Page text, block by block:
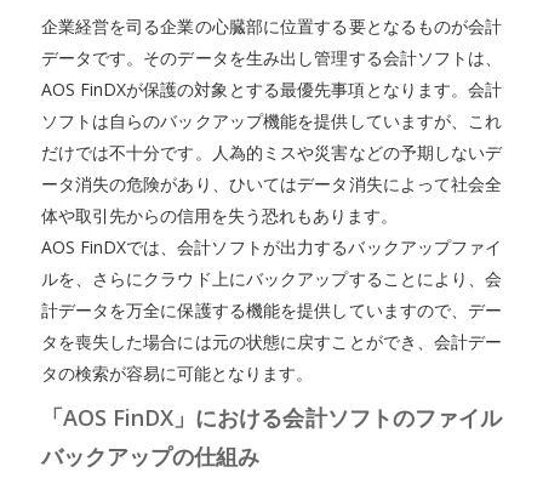
企業経営を司る企業の心臓部に位置する要となるものが会計
データです。そのデータを生み出し管理する会計ソフトは、
AOS FinDXが保護の対象とする最優先事項となります。会計
ソフトは自らのバックアップ機能を提供していますが、これ
だけでは不十分です。人為的ミスや災害などの予期しないデ
ータ消失の危険があり、ひいてはデータ消失によって社会全
体や取引先からの信用を失う恐れもあります。
AOS FinDXでは、会計ソフトが出力するバックアップファイ
ルを、さらにクラウド上にバックアップすることにより、会
計データを万全に保護する機能を提供していますので、デー
タを喪失した場合には元の状態に戻すことができ、会計デー
タの検索が容易に可能となります。
「AOS FinDX」における会計ソフトのファイル
バックアップの仕組み